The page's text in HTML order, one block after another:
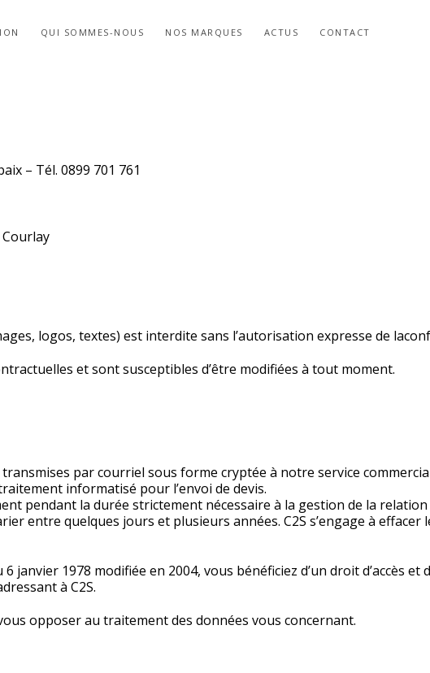
QUI SOMMES-NOUS NOS MARQUES ACTUS CONTACT
– Tél. 0899 701 761
Courlay
logos, textes) est interdite sans l’autorisation expresse de
et sont susceptibles d’être modifiées à tout moment.
par courriel sous forme cryptée à notre service
informatisé pour l’envoi de devis.
pendant la durée strictement nécessaire à la gestion de la
entre quelques jours et plusieurs années. C2S s’engage à effacer
1978 modifiée en 2004, vous bénéficiez d’un droit d’accès
à C2S.
opposer au traitement des données vous concernant.